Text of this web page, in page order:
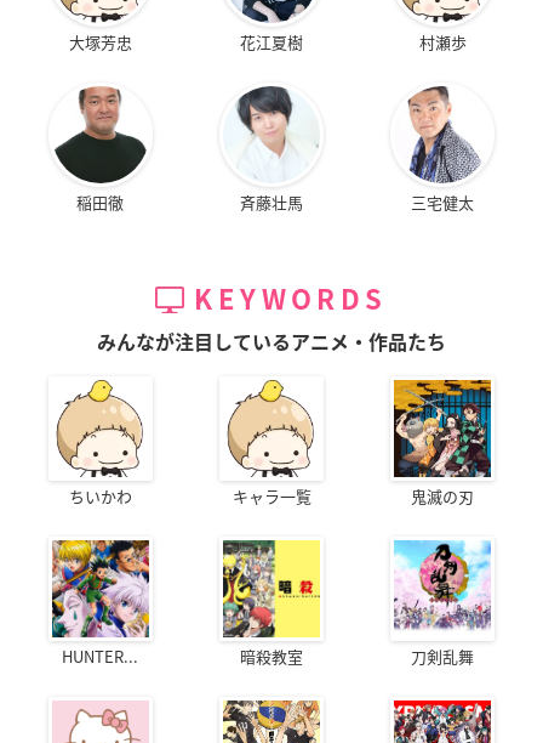
大塚芳忠 花江夏樹 村瀬歩
稲田徹 斉藤壮馬 三宅健太
KEYWORDS
みんなが注目しているアニメ・作品たち
ちいかわ キャラ一覧 鬼滅の刃
HUNTER... 暗殺教室 刀剣乱舞